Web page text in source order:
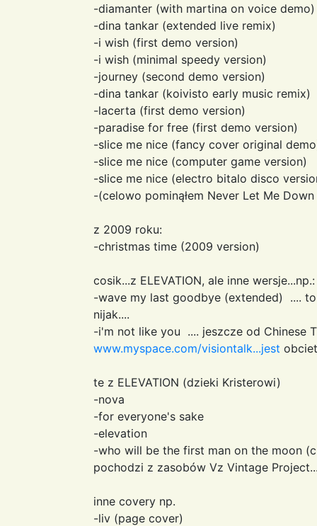
-diamanter (with martina on voice demo)
-dina tankar (extended live remix)
-i wish (first demo version)
-i wish (minimal speedy version)
-journey (second demo version)
-dina tankar (koivisto early music remix)
-lacerta (first demo version)
-paradise for free (first demo version)
-slice me nice (fancy cover original
-slice me nice (computer game version)
-slice me nice (electro bitalo disco
-(celowo pominąłem Never Let Me
z 2009 roku:
-christmas time (2009 version)
cosik...z ELEVATION, ale inne wersje...np.:
-wave my last goodbye (extended) ....
nijak....
-i'm not like you .... jeszcze od Chinese
www.myspace.com/visiontalk...jest
te z ELEVATION (dzieki Kristerowi)
-nova
-for everyone's sake
-elevation
-who will be the first man on the moon
pochodzi z zasobów Vz Vintage
inne covery np.
-liv (page cover)